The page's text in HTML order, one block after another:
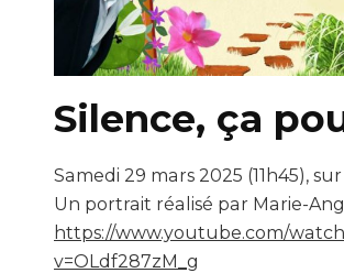
Silence, ça
Samedi 29 mars 2025 (11h45),
Un portrait réalisé par Marie-
https://www.youtube.com/
v=OLdf287zM_g